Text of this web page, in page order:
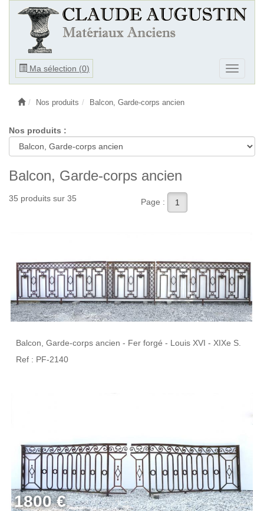
Ma sélection (0)
Ouvrir
Ouvrir
le
Nos produits Balcon, Garde-corps ancien
Nos produits :
Balcon, Garde-corps ancien
35 produits sur 35 Page : 1
Balcon, Garde-corps ancien - Fer forgé - Louis XVI - XIXe S.
Ref : PF-2140
1800 €